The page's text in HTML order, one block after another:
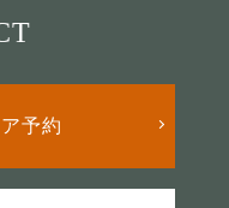
予約